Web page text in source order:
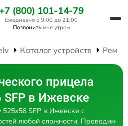
+7 (800) 101-14-79
Ежедневно с 9:00 до 21:00
Позвонить мне утром
Каталог устройств
прицела
в Ижевске
SFP в Ижевске с
любой сложности. Проводим